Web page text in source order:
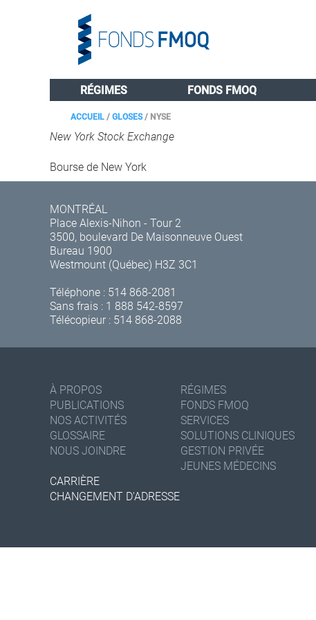
RÉGIMES FONDS FMOQ
ACCUEIL/GLOSES/ NYSE
New York Stock Exchange
Bourse de New York
MONTRÉAL
Place Alexis-Nihon - Tour 2
3500, boulevard De Maisonneuve Ouest
Bureau 1900
Westmount (Québec) H3Z 3C1
Téléphone : 514 868-2081
Sans frais : 1 888 542-8597
Télécopieur : 514 868-2088
À PROPOS
PUBLICATIONS
NOS ACTIVITÉS
GLOSSAIRE
NOUS JOINDRE
RÉGIMES
FONDS FMOQ
SERVICES
SOLUTIONS CLINIQUES
GESTION PRIVÉE
JEUNES MÉDECINS
CARRIÈRE
CHANGEMENT D'ADRESSE